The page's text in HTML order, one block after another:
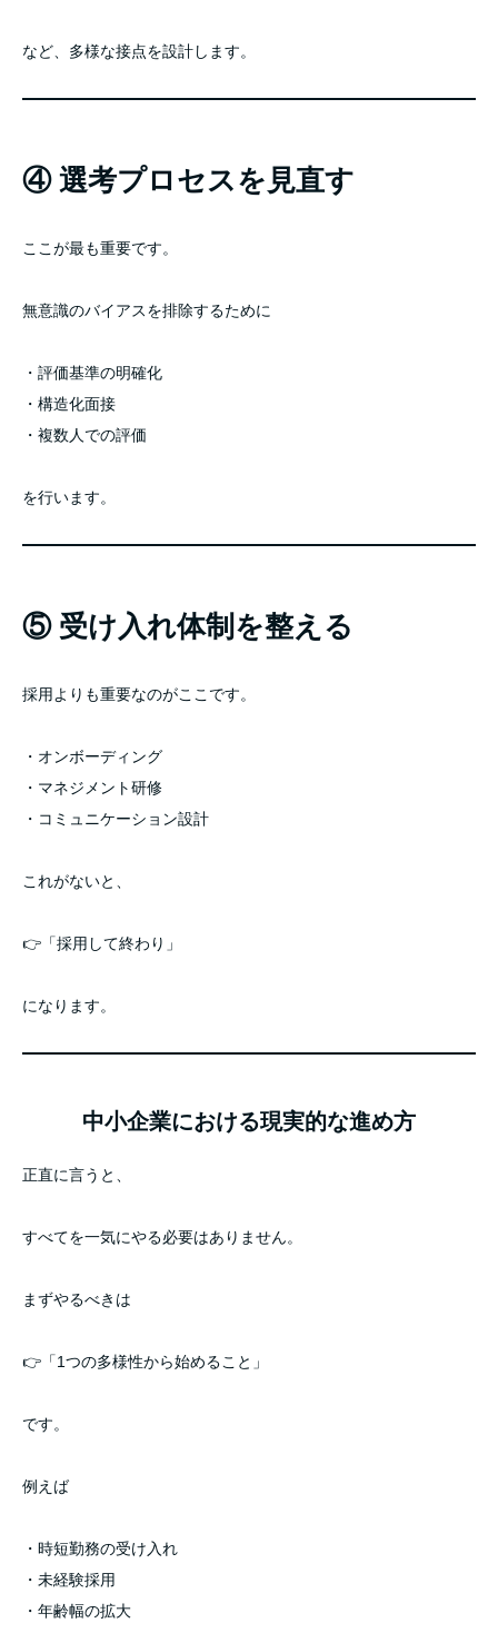
など、多様な接点を設計します。
④ 選考プロセスを見直す
ここが最も重要です。
無意識のバイアスを排除するために
・評価基準の明確化
・構造化面接
・複数人での評価
を行います。
⑤ 受け入れ体制を整える
採用よりも重要なのがここです。
・オンボーディング
・マネジメント研修
・コミュニケーション設計
これがないと、
👉「採用して終わり」
になります。
中小企業における現実的な進め方
正直に言うと、
すべてを一気にやる必要はありません。
まずやるべきは
👉「1つの多様性から始めること」
です。
例えば
・時短勤務の受け入れ
・未経験採用
・年齢幅の拡大